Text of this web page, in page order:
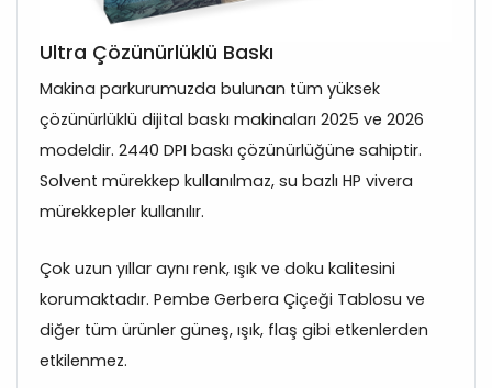
Ultra Çözünürlüklü Baskı
Makina parkurumuzda bulunan tüm yüksek
çözünürlüklü dijital baskı makinaları 2025 ve 2026
modeldir. 2440 DPI baskı çözünürlüğüne sahiptir.
Solvent mürekkep kullanılmaz, su bazlı HP vivera
mürekkepler kullanılır.
Çok uzun yıllar aynı renk, ışık ve doku kalitesini
korumaktadır. Pembe Gerbera Çiçeği Tablosu ve
diğer tüm ürünler güneş, ışık, flaş gibi etkenlerden
etkilenmez.